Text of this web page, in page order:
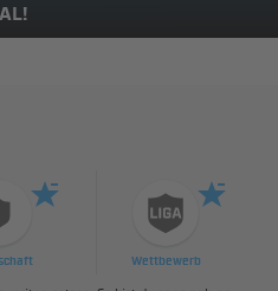
Wettbewerb